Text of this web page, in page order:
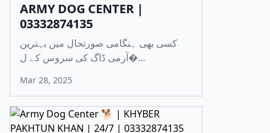
ARMY DOG CENTER |
03332874135
کسی بھی ہنگامی صورتحال میں بہترین
آرمی ڈاگ کی سروس کے ل�...
Mar 28, 2025